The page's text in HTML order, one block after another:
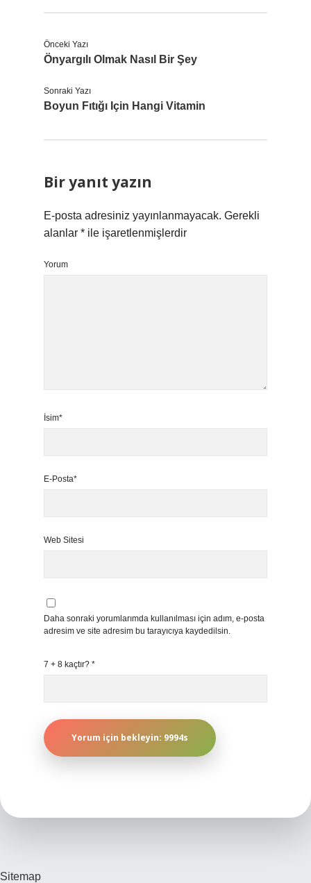
Önceki Yazı
Önyargılı Olmak Nasıl Bir Şey
Sonraki Yazı
Boyun Fıtığı Için Hangi Vitamin
Bir yanıt yazın
E-posta adresiniz yayınlanmayacak. Gerekli
alanlar * ile işaretlenmişlerdir
Yorum
İsim*
E-Posta*
Web Sitesi
Daha sonraki yorumlarımda kullanılması için adım, e-posta
adresim ve site adresim bu tarayıcıya kaydedilsin.
7 + 8 kaçtır? *
Sitemap